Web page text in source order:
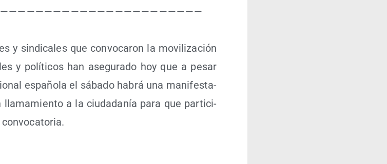
— — — — — — — — — — — — — — — — — — — — — —
y sin­di­ca­les que con­vo­ca­ron la movi­li­za­ción
y polí­ti­cos han ase­gu­ra­do hoy que a pesar
espa­ño­la el sába­do habrá una mani­fes­ta­
lla­ma­mien­to a la ciu­da­da­nía para que par­ti­ci­